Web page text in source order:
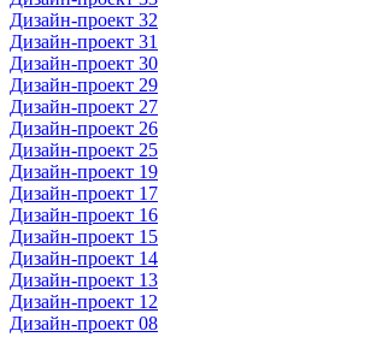
Дизайн-проект 32
Дизайн-проект 31
Дизайн-проект 30
Дизайн-проект 29
Дизайн-проект 27
Дизайн-проект 26
Дизайн-проект 25
Дизайн-проект 19
Дизайн-проект 17
Дизайн-проект 16
Дизайн-проект 15
Дизайн-проект 14
Дизайн-проект 13
Дизайн-проект 12
Дизайн-проект 08